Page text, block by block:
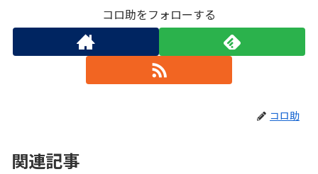
コロ助をフォローする
コロ助
関連記事